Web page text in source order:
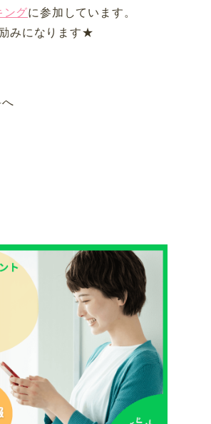
ングに参加しています。
みになります★